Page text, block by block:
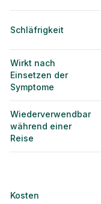
Schläfrigkeit
Wirkt nach
Einsetzen der
Symptome
Wiederverwendbar
während einer
Reise
Kosten